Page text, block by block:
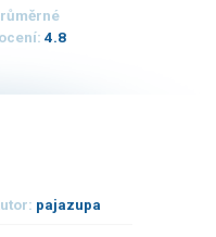
4.8
pajazupa